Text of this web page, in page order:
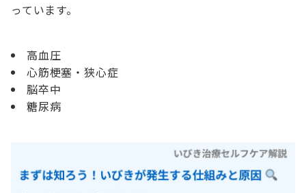
っています。
高血圧
心筋梗塞・狭心症
脳卒中
糖尿病